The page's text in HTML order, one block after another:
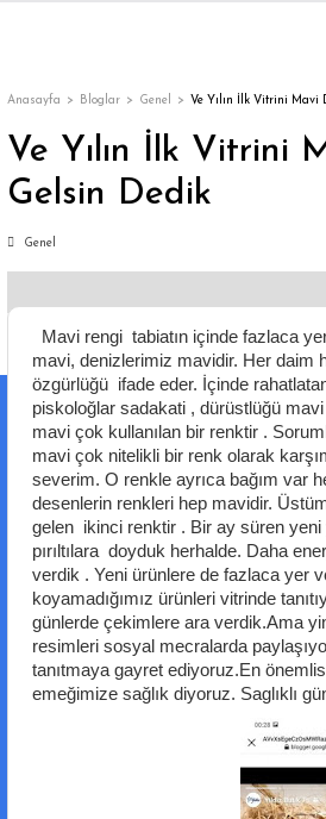
Trençkot
Trençkot
Anasayfa Bloglar Genel Ve Yılın İlk Vitrini Mavi
Ve Yılın İlk Vitrini
Gelsin Dedik
Genel
Mavi rengi tabiatın içinde fazlaca
mavi, denizlerimiz mavidir. Her daim
özgürlüğü ifade eder. İçinde
piskoloğlar sadakati , dürüstlüğü
mavi çok kullanılan bir renktir .
mavi çok nitelikli bir renk olarak
severim. O renkle ayrıca bağım var
desenlerin renkleri hep mavidir.
gelen ikinci renktir . Bir ay süren yeni
pırıltılara doyduk herhalde. Daha
verdik . Yeni ürünlere de fazlaca yer
koyamadığımız ürünleri vitrinde
günlerde çekimlere ara verdik.Ama
resimleri sosyal mecralarda
tanıtmaya gayret ediyoruz.En
emeğimize sağlık diyoruz. Saglıklı